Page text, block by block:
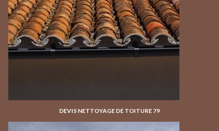
DEVIS NETTOYAGE DE TOITURE 79